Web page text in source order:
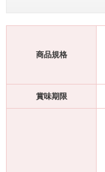
商品規格
賞味期限